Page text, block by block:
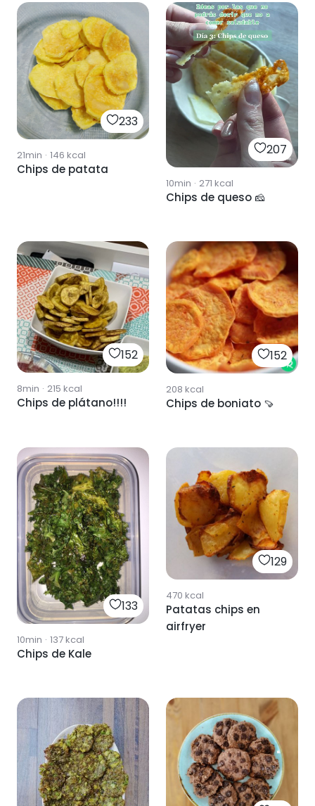
233
21min · 146 kcal
Chips de patata
207
10min · 271 kcal
Chips de queso 🧀
152
8min · 215 kcal
Chips de plátano!!!!
152
208 kcal
Chips de boniato 🍠
133
10min · 137kcal
Chips de Kale
129
470 kcal
Patatas chips en
airfryer